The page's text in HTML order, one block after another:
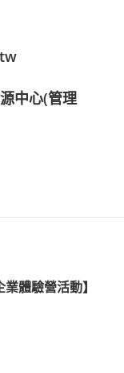
中心(管理
體驗營活動】